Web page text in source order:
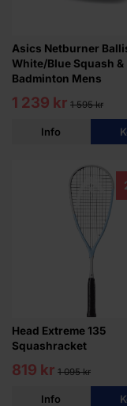
Asics Netburner
White/Blue Squash &
Badminton Mens
1 239 kr 1 595 kr
Info
Head Extreme 135
Squashracket
819 kr 1 095 kr
Info